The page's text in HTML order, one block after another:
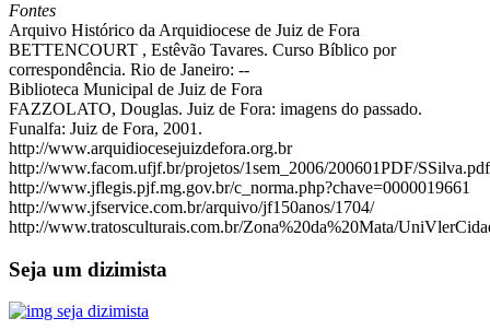
Fontes
Arquivo Histórico da Arquidiocese de Juiz de Fora
BETTENCOURT , Estêvão Tavares. Curso Bíblico por
correspondência. Rio de Janeiro: --
Biblioteca Municipal de Juiz de Fora
FAZZOLATO, Douglas. Juiz de Fora: imagens do passado.
Funalfa: Juiz de Fora, 2001.
http://www.arquidiocesejuizdefora.org.br
http://www.facom.ufjf.br/projetos/1sem_2006/200601PDF/SSilva.pdf
http://www.jflegis.pjf.mg.gov.br/c_norma.php?chave=0000019661
http://www.jfservice.com.br/arquivo/jf150anos/1704/
http://www.tratosculturais.com.br/Zona%20da%20Mata/
Seja um dizimista